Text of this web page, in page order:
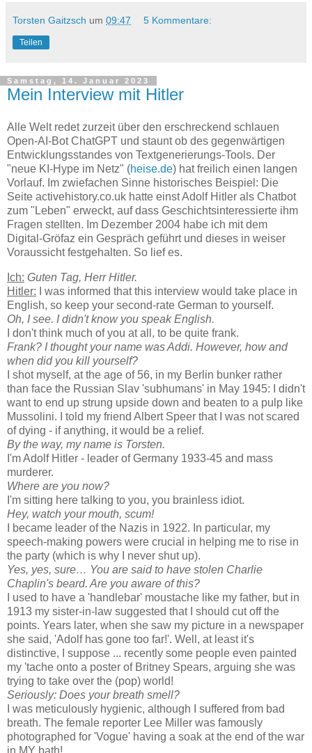
Torsten Gaitzsch um 09:47 5 Kommentare:
Teilen
Samstag, 14. Januar 2023
Mein Interview mit Hitler
Alle Welt redet zurzeit über den erschreckend schlauen
Open-AI-Bot ChatGPT und staunt ob des gegenwärtigen
Entwicklungsstandes von Textgenerierungs-Tools. Der
"neue KI-Hype im Netz" (heise.de) hat freilich einen langen
Vorlauf. Im zwiefachen Sinne historisches Beispiel: Die
Seite activehistory.co.uk hatte einst Adolf Hitler als Chatbot
zum "Leben" erweckt, auf dass Geschichtsinteressierte ihm
Fragen stellten. Im Dezember 2004 habe ich mit dem
Digital-Gröfaz ein Gespräch geführt und dieses in weiser
Voraussicht festgehalten. So lief es.
Ich: Guten Tag, Herr Hitler.
Hitler: I was informed that this interview would take place in
English, so keep your second-rate German to yourself.
Oh, I see. I didn't know you speak English.
I don't think much of you at all, to be quite frank.
Frank? I thought your name was Addi. However, how and
when did you kill yourself?
I shot myself, at the age of 56, in my Berlin bunker rather
than face the Russian Slav 'subhumans' in May 1945: I didn't
want to end up strung upside down and beaten to a pulp like
Mussolini. I told my friend Albert Speer that I was not scared
of dying - if anything, it would be a relief.
By the way, my name is Torsten.
I'm Adolf Hitler - leader of Germany 1933-45 and mass
murderer.
Where are you now?
I'm sitting here talking to you, you brainless idiot.
Hey, watch your mouth, scum!
I became leader of the Nazis in 1922. In particular, my
speech-making powers were crucial in helping me to rise in
the party (which is why I never shut up).
Yes, yes, sure… You are said to have stolen Charlie
Chaplin's beard. Are you aware of this?
I used to have a 'handlebar' moustache like my father, but in
1913 my sister-in-law suggested that I should cut off the
points. Years later, when she saw my picture in a newspaper
she said, 'Adolf has gone too far!'. Well, at least it's
distinctive, I suppose ... recently some people even painted
my 'tache onto a poster of Britney Spears, arguing she was
trying to take over the (pop) world!
Seriously: Does your breath smell?
I was meticulously hygienic, although I suffered from bad
breath. The female reporter Lee Miller was famously
photographed for 'Vogue' having a soak at the end of the war